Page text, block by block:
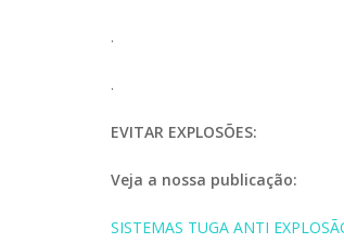
.
.
EVITAR EXPLOSÕES:
Veja a nossa publicação:
SISTEMAS TUGA ANTI